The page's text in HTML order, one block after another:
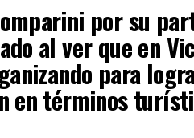
por su
al ver que en
para
en términos